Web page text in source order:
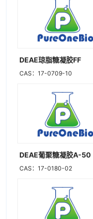
DEAE琼脂糖凝胶FF
CAS：17-0709-10
DEAE葡聚糖凝胶A-50
CAS：17-0180-02